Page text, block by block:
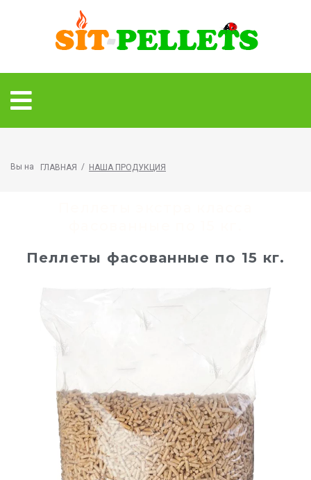
Вы на ГЛАВНАЯ / НАША ПРОДУКЦИЯ
Пеллеты фасованные по 15 кг.